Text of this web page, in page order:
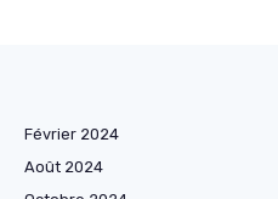
Février 2024
Août 2024